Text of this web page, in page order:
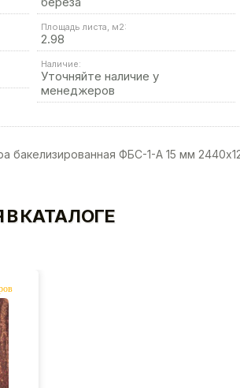
Площадь листа, м2:
2.98
Наличие:
Уточняйте наличие у
менеджеров
бакелизированная ФБС-1-А 15 мм
КАТАЛОГЕ